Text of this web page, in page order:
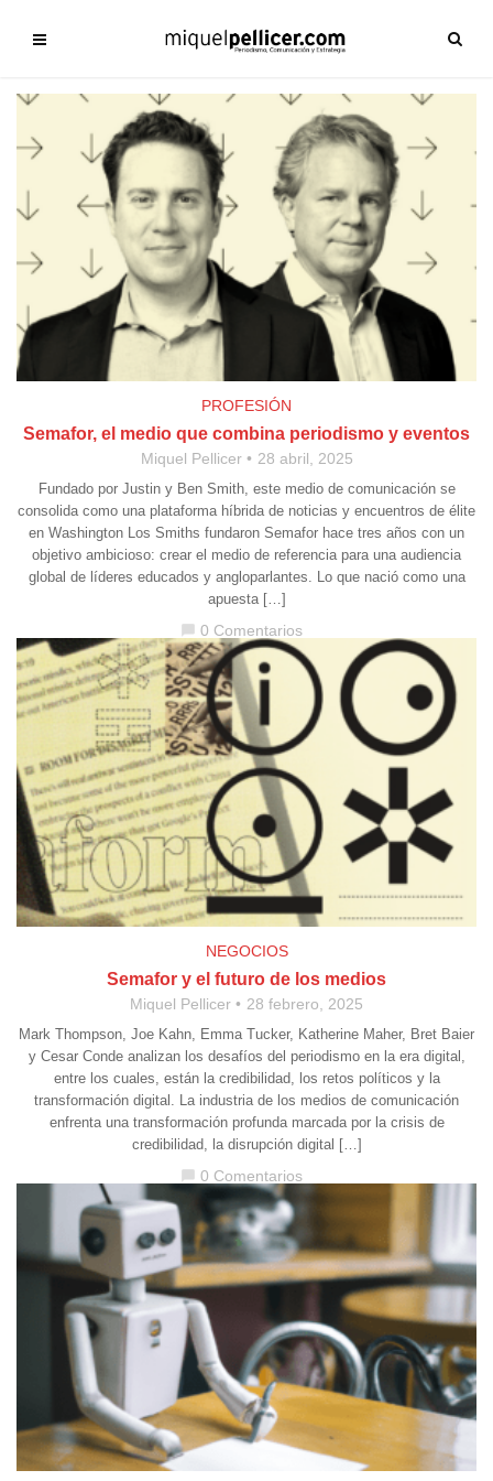
PROFESIÓN
Semafor, el medio que combina periodismo y eventos
Miquel Pellicer 28 abril, 2025
Fundado por Justin y Ben Smith, este medio de comunicación se
consolida como una plataforma híbrida de noticias y encuentros de élite
en Washington Los Smiths fundaron Semafor hace tres años con un
objetivo ambicioso: crear el medio de referencia para una audiencia
global de líderes educados y angloparlantes. Lo que nació como una
apuesta […]
chat_bubble 0 Comentarios
NEGOCIOS
Semafor y el futuro de los medios
Miquel Pellicer 28 febrero, 2025
Mark Thompson, Joe Kahn, Emma Tucker, Katherine Maher, Bret Baier
y Cesar Conde analizan los desafíos del periodismo en la era digital,
entre los cuales, están la credibilidad, los retos políticos y la
transformación digital. La industria de los medios de comunicación
enfrenta una transformación profunda marcada por la crisis de
credibilidad, la disrupción digital […]
0 Comentarios